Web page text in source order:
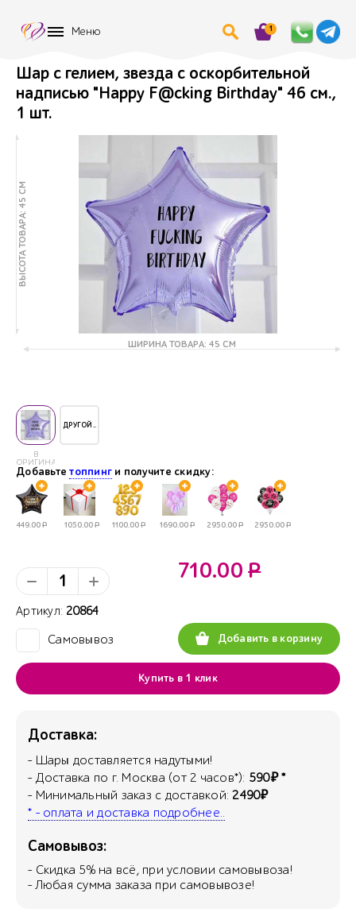
Меню 1
Шар с гелием, звезда с оскорбительной
надписью "Happy F@cking Birthday" 46 см.,
1 шт.
ВЫСОТА ТОВАРА: 45 СМ
ШИРИНА ТОВАРА: 45 СМ
В
ОРИГИНАЛЕ
ДРУГОЙ..
Добавьтетоппинг и получите скидку:
449.00Р 1050.00Р 1100.00Р 1690.00Р 2950.00Р 2950.00Р
Артикул: 20864
Самовывоз
710.00 Р
Добавить в корзину
Купить в 1 клик
Доставка:
- Шары доставляется надутыми!
- Доставка по г. Москва (от 2 часов*): 590₽ *
- Минимальный заказ с доставкой:2490₽
* - оплата и доставка подробнее..
Самовывоз:
- Скидка 5% на всё, при условии самовывоза!
- Любая сумма заказа при самовывозе!